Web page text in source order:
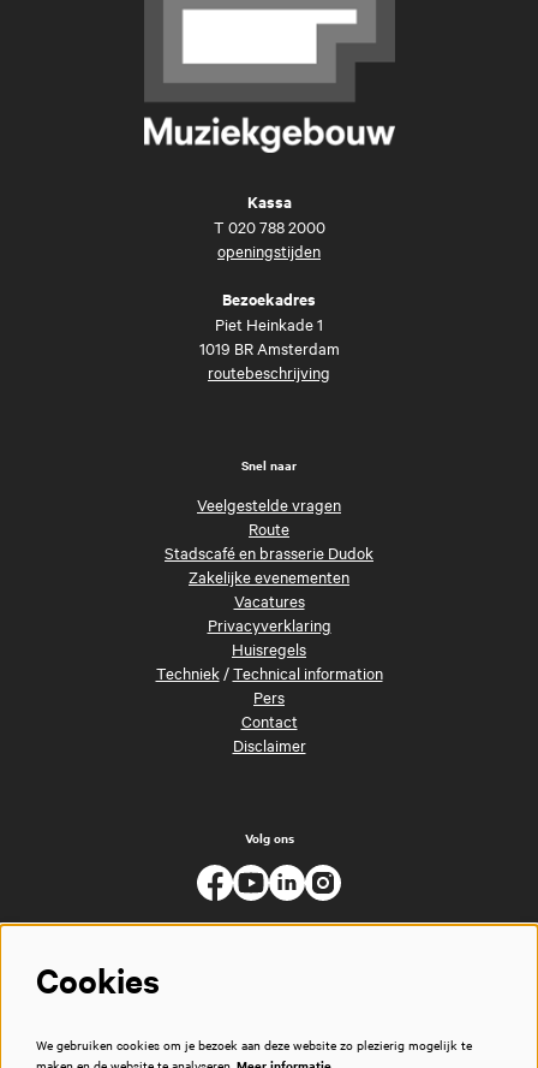
Kassa
T 020 788 2000
openingstijden
Bezoekadres
Piet Heinkade 1
1019 BR Amsterdam
routebeschrijving
Snel naar
Veelgestelde vragen
Route
Stadscafé en brasserie Dudok
Zakelijke evenementen
Vacatures
Privacyverklaring
Huisregels
Techniek/Technical information
Pers
Contact
Disclaimer
Volg ons
Cookies
We gebruiken cookies om je bezoek aan deze website zo plezierig mogelijk te